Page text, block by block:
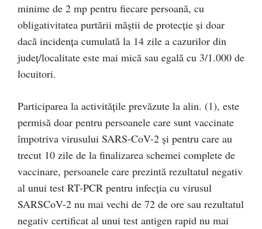
minime de 2 mp pentru fiecare persoană, cu
obligativitatea purtării măștii de protecție și doar
dacă incidența cumulată la 14 zile a cazurilor din
județ/localitate este mai mică sau egală cu 3/1.000 de
locuitori.
Participarea la activitățile prevăzute la alin. (1), este
permisă doar pentru persoanele care sunt vaccinate
împotriva virusului SARS-CoV-2 și pentru care au
trecut 10 zile de la finalizarea schemei complete de
vaccinare, persoanele care prezintă rezultatul negativ
al unui test RT-PCR pentru infecția cu virusul
SARSCoV-2 nu mai vechi de 72 de ore sau rezultatul
negativ certificat al unui test antigen rapid nu mai